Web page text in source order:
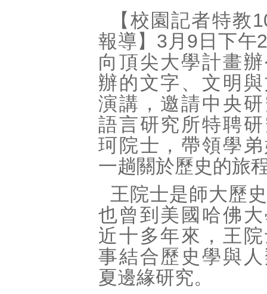
【校園記者特教
報導】3月9日下午
向頂尖大學計畫
辦的文字、文明
演講，邀請中央
語言研究所特聘
珂院士，帶領學
一趟關於歷史的旅
王院士是師大歷
也曾到美國哈佛
近十多年來，王
事結合歷史學與
夏邊緣研究。